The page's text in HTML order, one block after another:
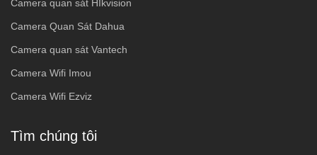
Camera quan sát HIkvision
Camera Quan Sát Dahua
Camera quan sát Vantech
Camera Wifi Imou
Camera Wifi Ezviz
Tìm chúng tôi